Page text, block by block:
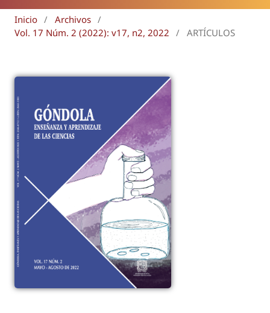
Inicio / Archivos /
Vol. 17 Núm. 2 (2022): v17, n2, 2022
/ ARTÍCULOS